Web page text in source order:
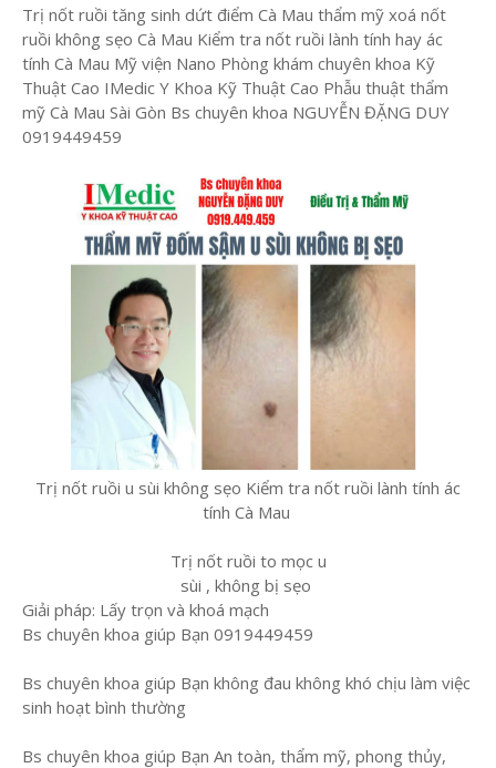
Trị nốt ruồi tăng sinh dứt điểm Cà Mau thẩm mỹ xoá nốt
ruồi không sẹo Cà Mau Kiểm tra nốt ruồi lành tính hay ác
tính Cà Mau Mỹ viện Nano Phòng khám chuyên khoa Kỹ
Thuật Cao IMedic Y Khoa Kỹ Thuật Cao Phẫu thuật thẩm
mỹ Cà Mau Sài Gòn Bs chuyên khoa NGUYỄN ĐẶNG DUY
0919449459
Trị nốt ruồi u sùi không sẹo Kiểm tra nốt ruồi lành tính ác
tính Cà Mau
Trị nốt ruồi to mọc u
sùi , không bị sẹo
Giải pháp: Lấy trọn và khoá mạch
Bs chuyên khoa giúp Bạn 0919449459
Bs chuyên khoa giúp Bạn không đau không khó chịu làm việc
sinh hoạt bình thường
Bs chuyên khoa giúp Bạn An toàn, thẩm mỹ, phong thủy,